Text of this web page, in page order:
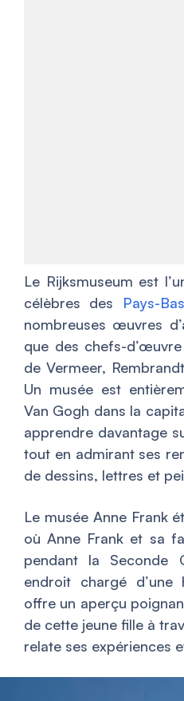
Le Rijksmuseum est
célèbres des Pays-Bas
nombreuses œuvres
que des chefs-
de Vermeer,
Un musée est
Van Gogh dans la
apprendre davantage
tout en admirant ses
de dessins, lettres et
Le musée Anne Frank
où Anne Frank et sa
pendant la Seconde
endroit chargé d’une
offre un aperçu
de cette jeune fille à
relate ses expériences